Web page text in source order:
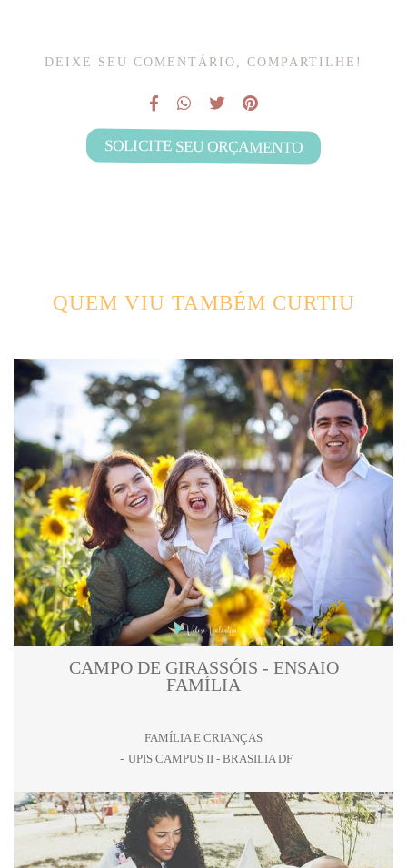
DEIXE SEU COMENTÁRIO, COMPARTILHE!
SOLICITE SEU ORÇAMENTO
QUEM VIU TAMBÉM CURTIU
CAMPO DE GIRASSÓIS - ENSAIO
FAMÍLIA
FAMÍLIA E CRIANÇAS
UPIS CAMPUS II - BRASILIA DF